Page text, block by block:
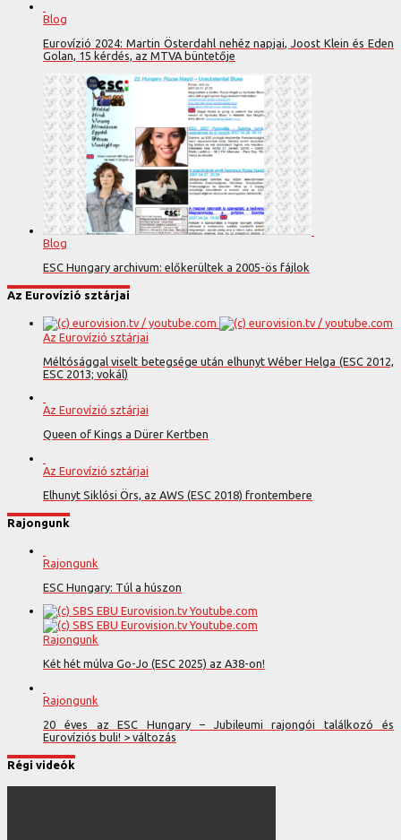
Blog
Eurovízió 2024: Martin Österdahl nehéz napjai, Joost Klein és Eden
Golan, 15 kérdés, az MTVA büntetője
Blog
ESC Hungary archivum: előkerültek a 2005-ös fájlok
Az Eurovízió sztárjai
Az Eurovízió sztárjai
Méltósággal viselt betegsége után elhunyt Wéber Helga (ESC 2012,
ESC 2013; vokál)
Az Eurovízió sztárjai
Queen of Kings a Dürer Kertben
Az Eurovízió sztárjai
Elhunyt Siklósi Örs, az AWS (ESC 2018) frontembere
Rajongunk
Rajongunk
ESC Hungary: Túl a húszon
Rajongunk
Két hét múlva Go-Jo (ESC 2025) az A38-on!
Rajongunk
20 éves az ESC Hungary – Jubileumi rajongói találkozó és
Eurovíziós buli! > változás
Régi videók